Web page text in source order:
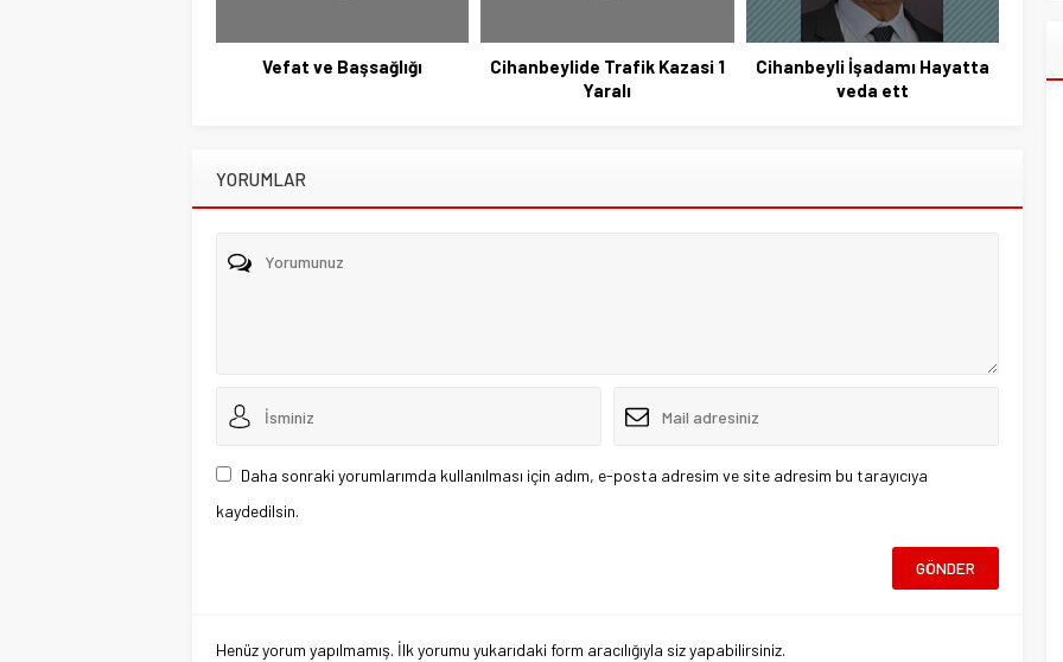
Vefat ve Başsağlığı
Cihanbeylide Trafik Kazasi 1
Yaralı
Cihanbeyli İşadamı Hayatta
veda ett
YORUMLAR
Daha sonraki yorumlarımda kullanılması için adım, e-posta adresim ve site adresim bu tarayıcıya
kaydedilsin.
Henüz yorum yapılmamış. İlk yorumu yukarıdaki form aracılığıyla siz yapabilirsiniz.